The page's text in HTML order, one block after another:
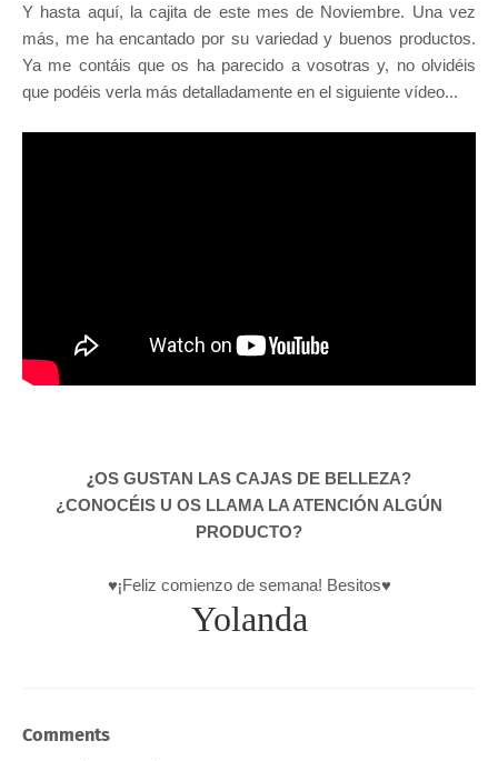
Y hasta aquí, la cajita de este mes de Noviembre. Una vez
más, me ha encantado por su variedad y buenos productos.
Ya me contáis que os ha parecido a vosotras y, no olvidéis
que podéis verla más detalladamente en el siguiente vídeo...
¿OS GUSTAN LAS CAJAS DE BELLEZA?
¿CONOCÉIS U OS LLAMA LA ATENCIÓN ALGÚN
PRODUCTO?
♥¡Feliz comienzo de semana! Besitos♥
Yolanda
Comments